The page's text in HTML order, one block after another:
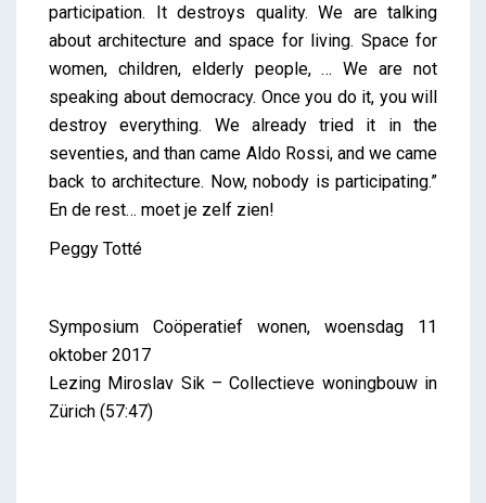
participation. It destroys quality. We are talking
about architecture and space for living. Space for
women, children, elderly people, … We are not
speaking about democracy. Once you do it, you will
destroy everything. We already tried it in the
seventies, and than came Aldo Rossi, and we came
back to architecture. Now, nobody is participating.”
En de rest… moet je zelf zien!
Peggy Totté
Symposium Coöperatief wonen, woensdag 11
oktober 2017
Lezing Miroslav Sik – Collectieve woningbouw in
Zürich (57:47)